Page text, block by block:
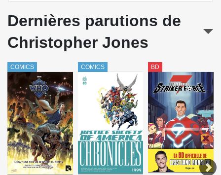
Dernières parutions de
Christopher Jones
COMICS COMICS BD